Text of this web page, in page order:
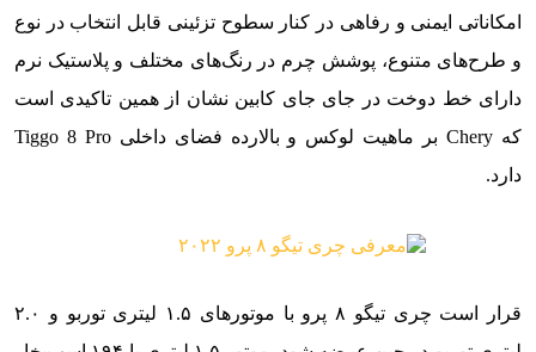
امکاناتی ایمنی و رفاهی در کنار سطوح تزئینی قابل انتخاب در نوع
و طرح‌های متنوع، پوشش چرم در رنگ‌های مختلف و پلاستیک نرم
دارای خط دوخت در جای جای کابین نشان از همین تاکیدی است
که Chery بر ماهیت لوکس و بالارده فضای داخلی Tiggo 8 Pro
دارد.
قرار است چری تیگو ۸ پرو با موتورهای ۱.۵ لیتری توربو و ۲.۰